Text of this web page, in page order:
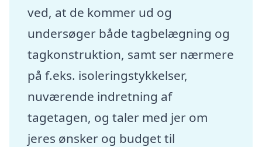
ved, at de kommer ud og
undersøger både tagbelægning og
tagkonstruktion, samt ser nærmere
på f.eks. isoleringstykkelser,
nuværende indretning af
tagetagen, og taler med jer om
jeres ønsker og budget til